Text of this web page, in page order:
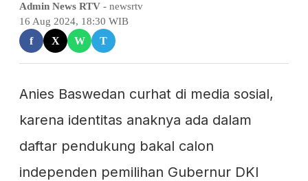
Admin News RTV - newsrtv
16 Aug 2024, 18:30 WIB
f X W T
Anies Baswedan curhat di media sosial,
karena identitas anaknya ada dalam
daftar pendukung bakal calon
independen pemilihan Gubernur DKI